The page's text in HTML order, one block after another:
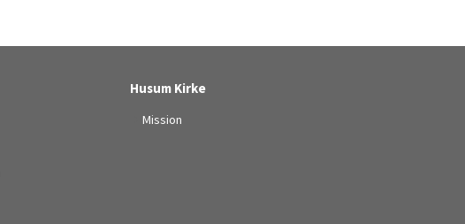
Husum Kirke
Mission